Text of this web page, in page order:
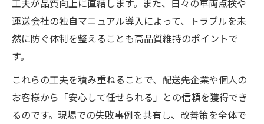
工夫が品質向上に直結します。また、日々の車両点検や
運送会社の独自マニュアル導入によって、トラブルを未
然に防ぐ体制を整えることも高品質維持のポイントで
す。
これらの工夫を積み重ねることで、配送先企業や個人の
お客様から「安心して任せられる」との信頼を獲得でき
るのです。現場での失敗事例を共有し、改善策を全体で